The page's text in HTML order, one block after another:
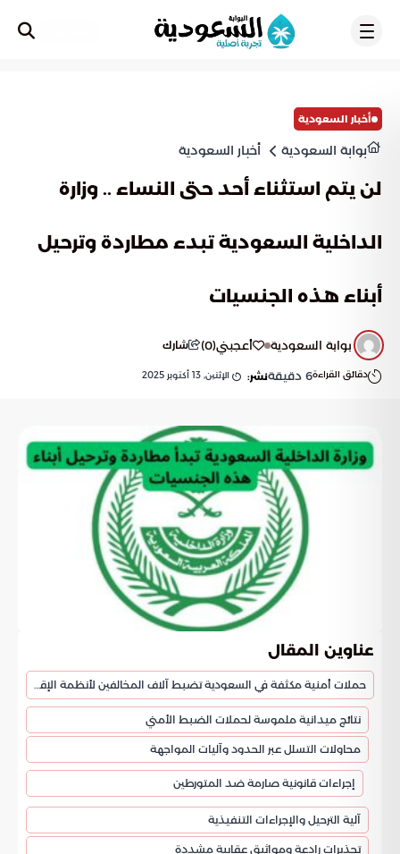
أخبار السعودية
بوابة السعودية أخبار السعودية
لن يتم استثناء أحد حتى النساء .. وزارة
الداخلية السعودية تبدء مطاردة وترحيل
أبناء هذه الجنسيات
بوابة السعودية أعجبني(
0
) شارك
دقائق القراءة6 دقيقةنشر: الإثنين, 13 أكتوبر 2025
عناوين المقال
حملات أمنية مكثفة في السعودية تضبط آلاف المخالفين لأنظمة الإقامة والعمل
نتائج ميدانية ملموسة لحملات الضبط الأمني
محاولات التسلل عبر الحدود وآليات المواجهة
إجراءات قانونية صارمة ضد المتورطين
آلية الترحيل والإجراءات التنفيذية
تحذيرات رادعة ومواثيق عقابية مشددة